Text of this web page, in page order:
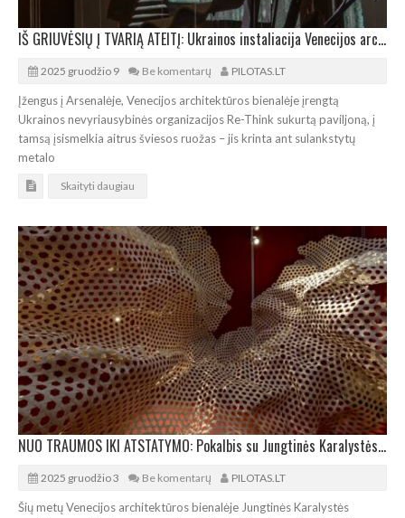
IŠ GRIUVĖSIŲ Į TVARIĄ ATEITĮ: Ukrainos instaliacija Venecijos architektūros bienalėje
2025 gruodžio 9 Be komentarų PILOTAS.LT
Įžengus į Arsenalėje, Venecijos architektūros bienalėje įrengtą
Ukrainos nevyriausybinės organizacijos Re-Think sukurtą paviljoną, į
tamsą įsismelkia aitrus šviesos ruožas – jis krinta ant sulankstytų
metalo
Skaityti daugiau
NUO TRAUMOS IKI ATSTATYMO: Pokalbis su Jungtinės Karalystės paviljono Venecijoje kuratoriumi
2025 gruodžio 3 Be komentarų PILOTAS.LT
Šių metų Venecijos architektūros bienalėje Jungtinės Karalystės